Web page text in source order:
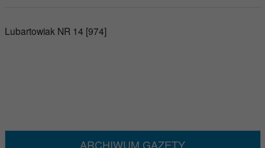
Lubartowiak NR 14 [974]
ARCHIWUM GAZETY